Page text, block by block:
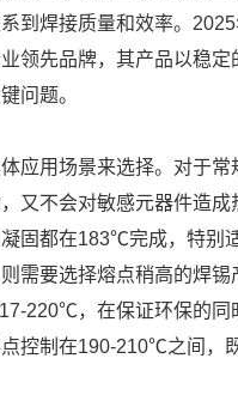
到焊接质量和效率。
领先品牌，其产品以稳
问题。
应用场景来选择。对于
又不会对敏感元器件造
固都在183℃完成，特别
需要选择熔点稍高的焊
220℃，在保证环保的
控制在190-210℃之间，